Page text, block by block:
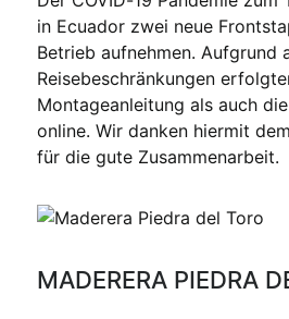
in Ecuador zwei neue
Betrieb aufnehmen. Aufgrund
Reisebeschränkungen
Montageanleitung als auch
online. Wir danken hiermit
für die gute Zusammenarbeit.
MADERERA PIEDRA